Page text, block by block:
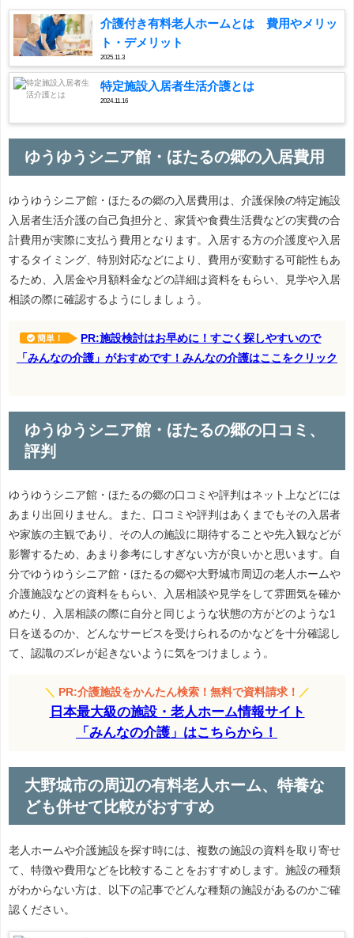
介護付き有料老人ホームとは 費用やメリッ
ト・デメリット
2025.11.3
特定施設入居者生活介護とは
2024.11.16
ゆうゆうシニア館・ほたるの郷の入居費用
ゆうゆうシニア館・ほたるの郷の入居費用は、介護保険の特定施設
入居者生活介護の自己負担分と、家賃や食費生活費などの実費の合
計費用が実際に支払う費用となります。入居する方の介護度や入居
するタイミング、特別対応などにより、費用が変動する可能性もあ
るため、入居金や月額料金などの詳細は資料をもらい、見学や入居
相談の際に確認するようにしましょう。
簡単！
PR:施設検討はお早めに！すごく探しやすいので
「みんなの介護」がおすめです！みんなの介護はここをクリック
ゆうゆうシニア館・ほたるの郷の口コミ、
評判
ゆうゆうシニア館・ほたるの郷の口コミや評判はネット上などには
あまり出回りません。また、口コミや評判はあくまでもその入居者
や家族の主観であり、その人の施設に期待することや先入観などが
影響するため、あまり参考にしすぎない方が良いかと思います。自
分でゆうゆうシニア館・ほたるの郷や大野城市周辺の老人ホームや
介護施設などの資料をもらい、入居相談や見学をして雰囲気を確か
めたり、入居相談の際に自分と同じような状態の方がどのような1
日を送るのか、どんなサービスを受けられるのかなどを十分確認し
て、認識のズレが起きないように気をつけましょう。
＼ PR:介護施設をかんたん検索！無料で資料請求！ ／
日本最大級の施設・老人ホーム情報サイト
「みんなの介護」はこちらから！
大野城市の周辺の有料老人ホーム、特養な
ども併せて比較がおすすめ
老人ホームや介護施設を探す時には、複数の施設の資料を取り寄せ
て、特徴や費用などを比較することをおすすめします。施設の種類
がわからない方は、以下の記事でどんな種類の施設があるのかご確
認ください。